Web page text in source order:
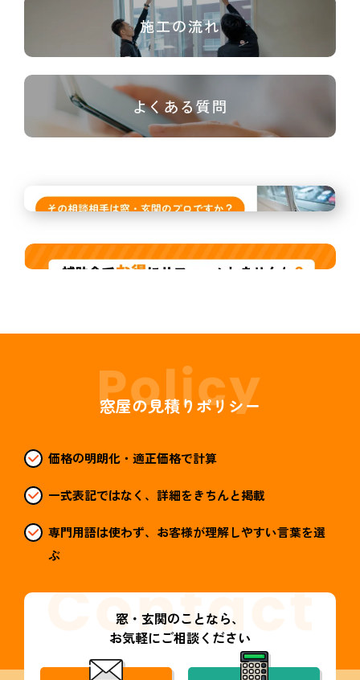
施工の流れ
よくある質問
窓屋の見積りポリシー
価格の明朗化・適正価格で計算
一式表記ではなく、詳細をきちんと掲載
専門用語は使わず、お客様が理解しやすい言葉を選
ぶ
窓・玄関のことなら、
お気軽にご相談ください